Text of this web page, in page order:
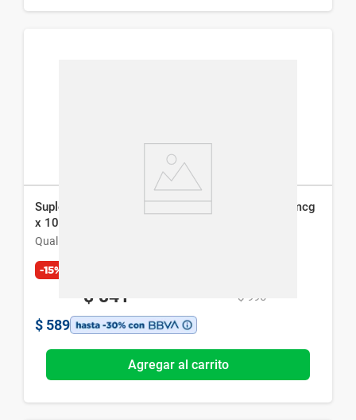
Suplemento Dietario Qualivits Ácido Fólico 800 mcg
x 100 Comp
Qualivits
-15%
$ 841 $ 990
$ 589
Agregar al carrito